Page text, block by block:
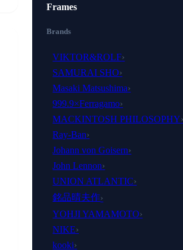
Frames
Brands
VIKTOR&ROLF›
SAMURAI SHO›
Masaki Matsushima›
999.9×Ferragamo›
MACKINTOSH PHILOSOPHY
Ray-Ban›
Johann von Goisern›
John Lennon›
UNION ATLANTIC›
銘品晴夫作›
YOHJI YAMAMOTO›
NIKE›
kooki›